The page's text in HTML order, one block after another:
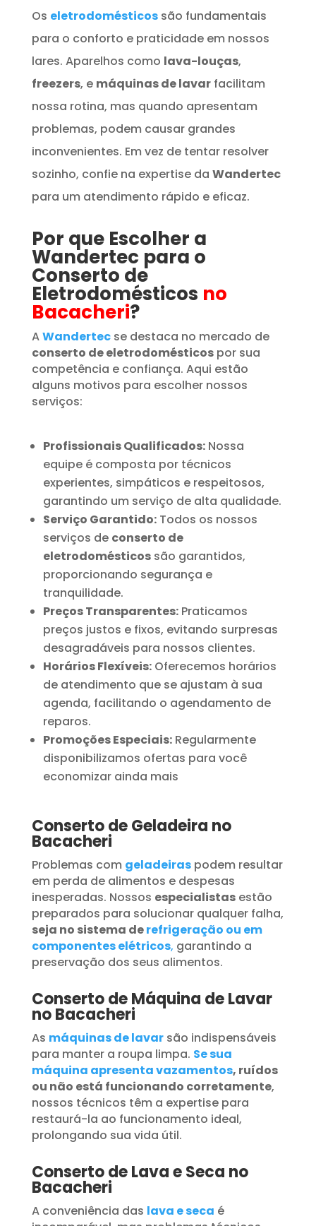
Os eletrodomésticos são fundamentais
para o conforto e praticidade em nossos
lares. Aparelhos como lava-louças,
freezers, e máquinas de lavarfacilitam
nossa rotina, mas quando apresentam
problemas, podem causar grandes
inconvenientes. Em vez de tentar resolver
sozinho, confie na expertise da Wandertec
para um atendimento rápido e eficaz.
Por que Escolher a
Wandertec para o
Conserto de
Eletrodomésticos no
Bacacheri?
AWandertecse destaca no mercado de
conserto de eletrodomésticospor sua
competência e confiança. Aqui estão
alguns motivos para escolher nossos
serviços:
Profissionais Qualificados:Nossa
equipe é composta por técnicos
experientes, simpáticos e respeitosos,
garantindo um serviço de alta qualidade.
Serviço Garantido:Todos os nossos
serviços de conserto de
eletrodomésticossão garantidos,
proporcionando segurança e
tranquilidade.
Preços Transparentes:Praticamos
preços justos e fixos, evitando surpresas
desagradáveis para nossos clientes.
Horários Flexíveis:Oferecemos horários
de atendimento que se ajustam à sua
agenda, facilitando o agendamento de
reparos.
Promoções Especiais:Regularmente
disponibilizamos ofertas para você
economizar ainda mais
Conserto de Geladeira no
Bacacheri
Problemas com geladeiraspodem resultar
em perda de alimentos e despesas
inesperadas. Nossos especialistasestão
preparados para solucionar qualquer falha,
seja no sistema derefrigeração ou em
componentes elétricos, garantindo a
preservação dos seus alimentos.
Conserto de Máquina de Lavar
no Bacacheri
As máquinas de lavar são indispensáveis
para manter a roupa limpa. Se sua
máquina apresenta vazamentos, ruídos
ou não está funcionando corretamente,
nossos técnicos têm a expertise para
restaurá-la ao funcionamento ideal,
prolongando sua vida útil.
Conserto de Lava e Seca no
Bacacheri
A conveniência das lava e seca é